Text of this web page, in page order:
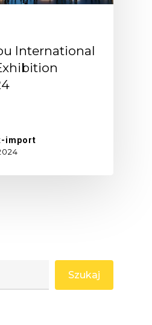
International
import
Szukaj